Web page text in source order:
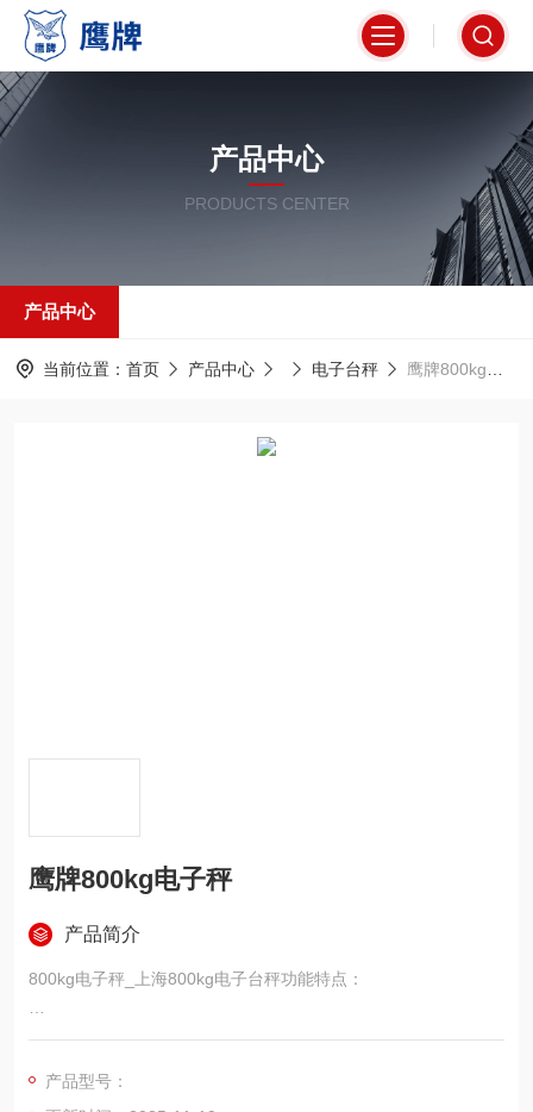
产品中心
PRODUCTS CENTER
产品中心
当前位置： 首页 产品中心 电子台秤 鹰牌800kg电子秤
鹰牌800kg电子秤
产品简介
800kg电子秤_上海800kg电子台秤功能特点：
称重仪表：LED数码显示,清晰易读,
内置可充蓄电池,交直流两用
产品型号：